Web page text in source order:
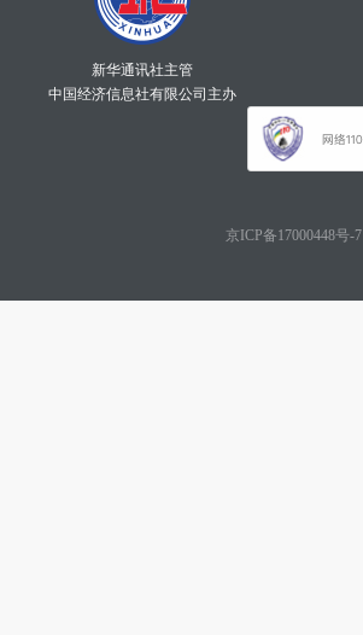
新华通讯社主管
中国经济信息社有限公司主办
京ICP备17000448号-7